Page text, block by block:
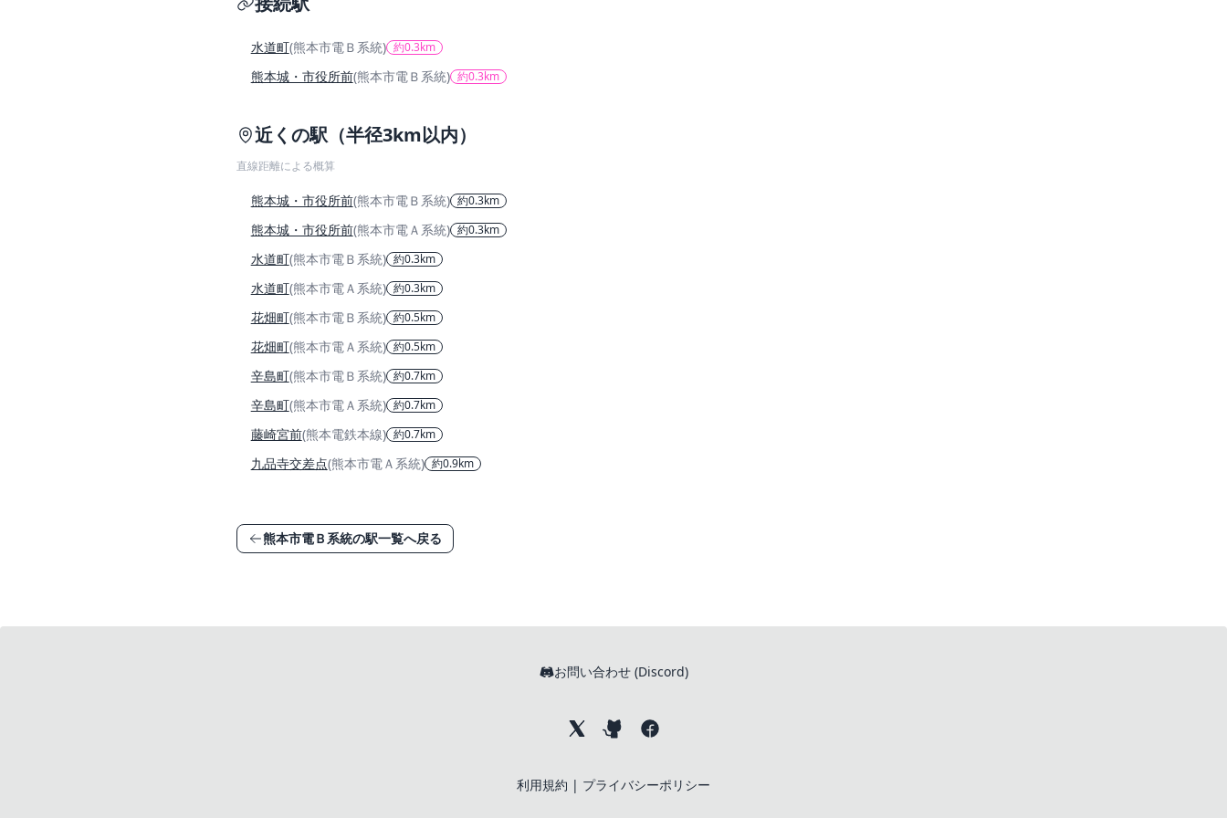
水道町(熊本市電Ｂ系統) 約0.3km
熊本城・市役所前(熊本市電Ｂ系統) 約0.3km
近くの駅（半径3km以内）
直線距離による概算
熊本城・市役所前(熊本市電Ｂ系統) 約0.3km
熊本城・市役所前(熊本市電Ａ系統) 約0.3km
水道町(熊本市電Ｂ系統) 約0.3km
水道町(熊本市電Ａ系統) 約0.3km
花畑町(熊本市電Ｂ系統) 約0.5km
花畑町(熊本市電Ａ系統) 約0.5km
辛島町(熊本市電Ｂ系統) 約0.7km
辛島町(熊本市電Ａ系統) 約0.7km
藤崎宮前(熊本電鉄本線) 約0.7km
九品寺交差点(熊本市電Ａ系統) 約0.9km
熊本市電Ｂ系統の駅一覧へ戻る
お問い合わせ (Discord)
利用規約 | プライバシーポリシー